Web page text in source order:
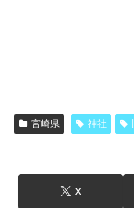
宮崎県 神社
X